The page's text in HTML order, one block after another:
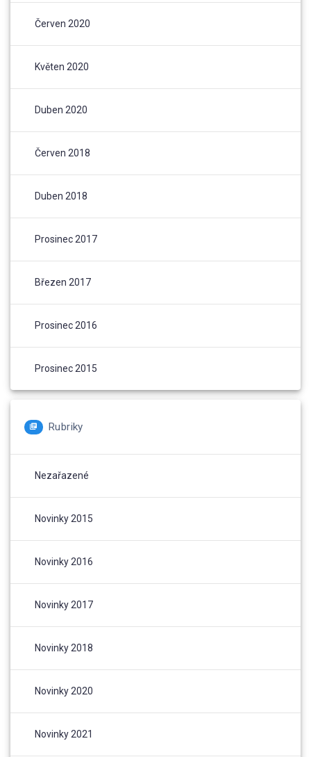
Červen 2020
Květen 2020
Duben 2020
Červen 2018
Duben 2018
Prosinec 2017
Březen 2017
Prosinec 2016
Prosinec 2015
Rubriky
Nezařazené
Novinky 2015
Novinky 2016
Novinky 2017
Novinky 2018
Novinky 2020
Novinky 2021